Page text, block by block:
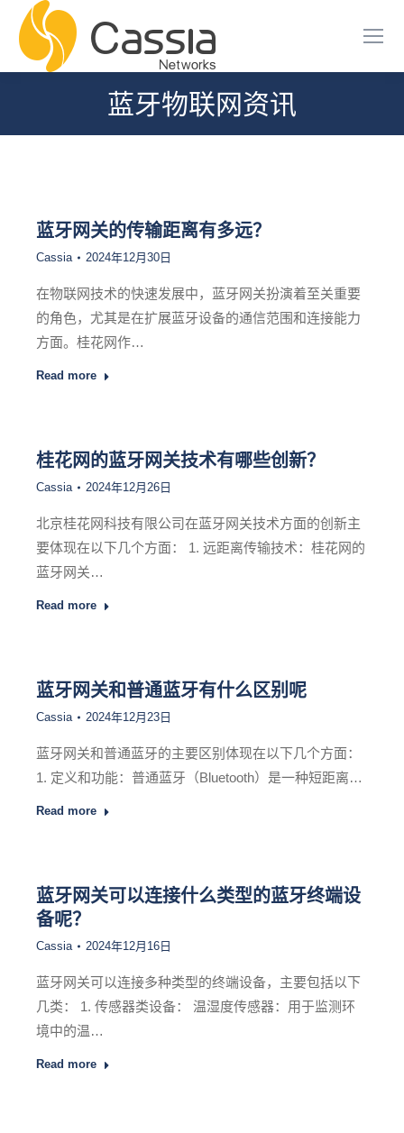
蓝牙物联网资讯
您在这里：
蓝牙网关的传输距离有多远？
Cassia 2024年12月30日
在物联网技术的快速发展中，蓝牙网关扮演着至关重要
的角色，尤其是在扩展蓝牙设备的通信范围和连接能力
方面。桂花网作…
Read more
桂花网的蓝牙网关技术有哪些创新？
Cassia 2024年12月26日
北京桂花网科技有限公司在蓝牙网关技术方面的创新主
要体现在以下几个方面： 1. 远距离传输技术：桂花网的
蓝牙网关…
Read more
蓝牙网关和普通蓝牙有什么区别呢
Cassia 2024年12月23日
蓝牙网关和普通蓝牙的主要区别体现在以下几个方面：
1. 定义和功能：普通蓝牙（Bluetooth）是一种短距离…
Read more
蓝牙网关可以连接什么类型的蓝牙终端设
备呢？
Cassia 2024年12月16日
蓝牙网关可以连接多种类型的终端设备，主要包括以下
几类： 1. 传感器类设备： 温湿度传感器：用于监测环
境中的温…
Read more